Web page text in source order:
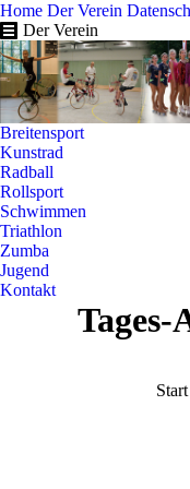
Home Der Verein
Der Verein
Breitensport
Kunstrad
Radball
Rollsport
Schwimmen
Triathlon
Zumba
Jugend
Kontakt
Tages-
Sie
Start